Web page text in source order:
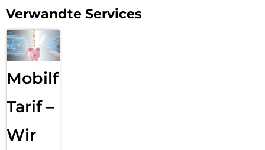
Verwandte Services
Mobilfunk
Tarif –
Wir